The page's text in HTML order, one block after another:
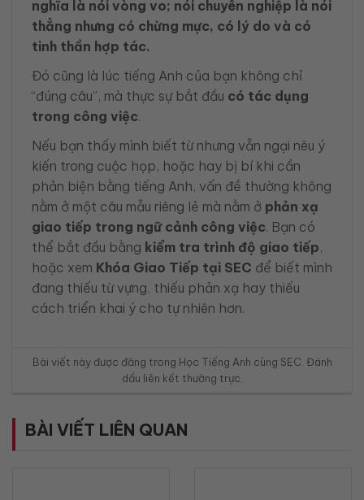
nghĩa là nói vòng vo; nói chuyên nghiệp là nói
thẳng nhưng có chừng mực, có lý do và có
tinh thần hợp tác.
Đó cũng là lúc tiếng Anh của bạn không chỉ
“đúng câu”, mà thực sự bắt đầu có tác dụng
trong công việc.
Nếu bạn thấy mình biết từ nhưng vẫn ngại nêu ý
kiến trong cuộc họp, hoặc hay bị bí khi cần
phản biện bằng tiếng Anh, vấn đề thường không
nằm ở một câu mẫu riêng lẻ mà nằm ở phản xạ
giao tiếp trong ngữ cảnh công việc. Bạn có
thể bắt đầu bằng kiểm tra trình độ giao tiếp,
hoặc xem Khóa Giao Tiếp tại SEC để biết mình
đang thiếu từ vựng, thiếu phản xạ hay thiếu
cách triển khai ý cho tự nhiên hơn.
Bài viết này được đăng trong Học Tiếng Anh cùng SEC . Đánh
dấu liên kết thường trực
BÀI VIẾT LIÊN QUAN